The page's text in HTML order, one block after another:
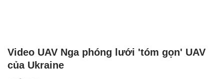
Video UAV Nga phóng lưới 'tóm gọn' UAV
của Ukraine